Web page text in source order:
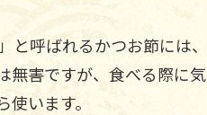
と呼ばれるかつお節には
無害ですが、食べる際に
います。